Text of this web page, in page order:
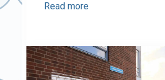
Read more